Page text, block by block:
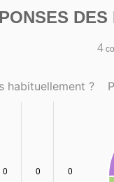
4
habituellement ?